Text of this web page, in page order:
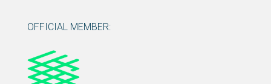
OFFICIAL MEMBER: